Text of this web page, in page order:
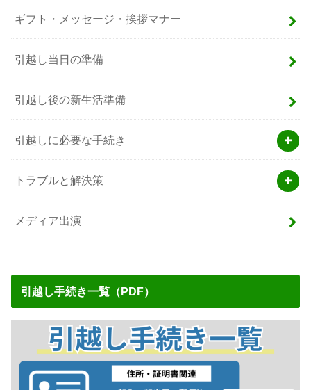
ギフト・メッセージ・挨拶マナー
引越し当日の準備
引越し後の新生活準備
引越しに必要な手続き
トラブルと解決策
メディア出演
引越し手続き一覧（PDF）